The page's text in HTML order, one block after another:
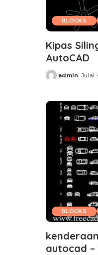
BLOCKS
Kipas
AutoCAD
Posted
admin Julai
BLOCKS
autocad